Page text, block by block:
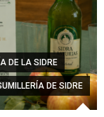
DE LA SIDRE
DE SIDRE